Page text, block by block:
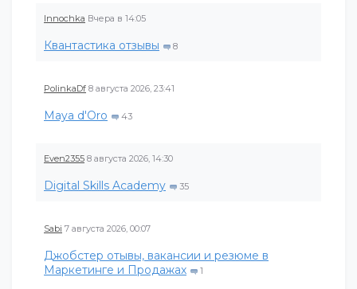
Innochka Вчера в 14:05
Квантастика отзывы 8
PolinkaDf 8 августа 2026, 23:41
Maya d'Oro 43
Even2355 8 августа 2026, 14:30
Digital Skills Academy 35
Sabi 7 августа 2026, 00:07
Джобстер отывы, вакансии и резюме в
Маркетинге и Продажах
1